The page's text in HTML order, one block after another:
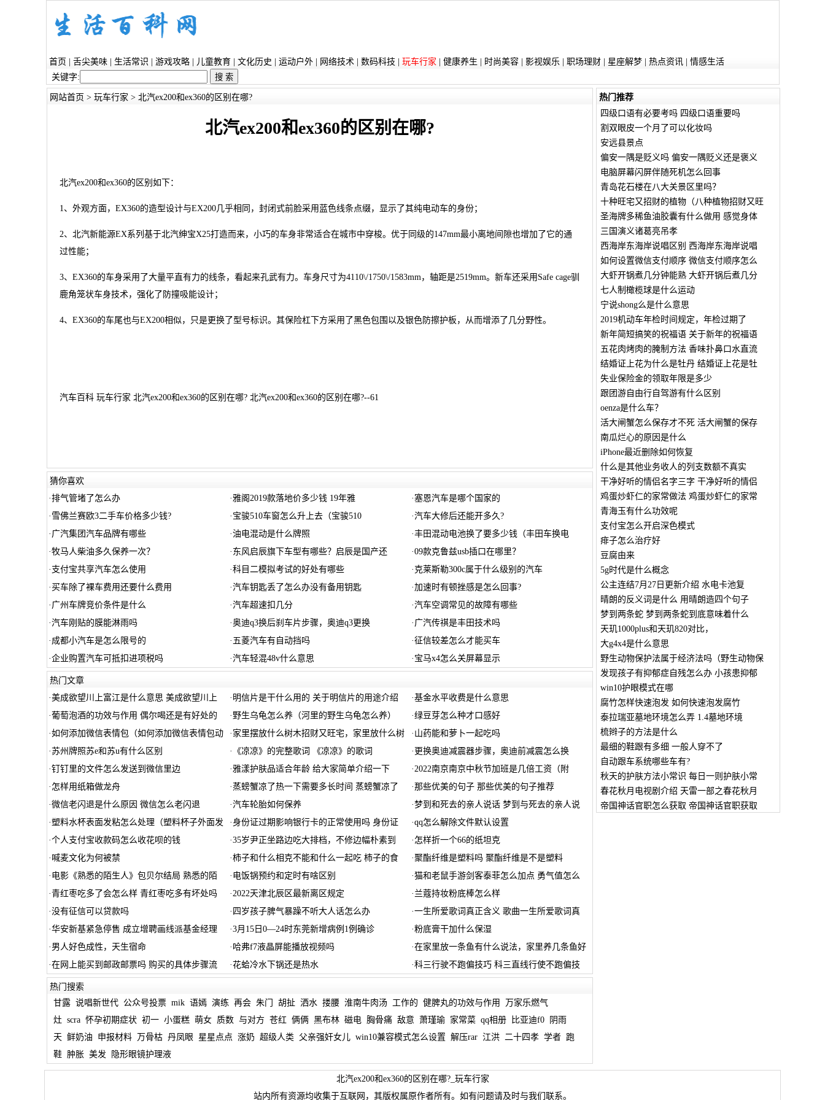
首页 舌尖美味| 生活常识 游戏攻略| 儿童教育| 文化历史 运动户外| 网络技术| 数码科技 玩车行家 健康养生 时尚美容| 影视娱乐 职场理财| 星座解梦| 热点资讯| 情感生活
关键字:
网站首页 > 玩车行家 > 北汽ex200和ex360的区别在哪?
北汽ex200和ex360的区别在哪?
北汽ex200和ex360的区别如下：
1、外观方面，EX360的造型设计与EX200几乎相同，封闭式前脸采用蓝色线条点缀，显示了其纯电动车的身份；
2、北汽新能源EX系列基于北汽绅宝X25打造而来，小巧的车身非常适合在城市中穿梭。优于同级的147mm最小离地间隙也增加了它的通
过性能；
3、EX360的车身采用了大量平直有力的线条，看起来孔武有力。车身尺寸为4110\/1750\/1583mm，轴距是2519mm。新车还采用Safe cage驯
鹿角笼状车身技术，强化了防撞吸能设计；
4、EX360的车尾也与EX200相似，只是更换了型号标识。其保险杠下方采用了黑色包围以及银色防擦护板，从而增添了几分野性。
汽车百科 玩车行家 北汽ex200和ex360的区别在哪? 北汽ex200和ex360的区别在哪?--61
猜你喜欢
·排气管堵了怎么办 ·雅阁2019款落地价多少钱 19年雅 ·塞恩汽车是哪个国家的
· 雪佛兰赛欧3二手车价格多少钱? · 宝骏510车窗怎么升上去（宝骏510 ·汽车大修后还能开多久?
· 广汽集团汽车品牌有哪些 ·油电混动是什么牌照 ·丰田混动电池换了要多少钱（丰田车换电
·牧马人柴油多久保养一次？ · 东风启辰旗下车型有哪些？启辰是国产还 ·09款克鲁兹usb插口在哪里？
· 支付宝共享汽车怎么使用 ·科目二模拟考试的好处有哪些 · 克莱斯勒300c属于什么级别的汽车
· 买车除了裸车费用还要什么费用 ·汽车钥匙丢了怎么办没有备用钥匙 ·加速时有顿挫感是怎么回事?
· 广州车牌竞价条件是什么 ·汽车超速扣几分 ·汽车空调常见的故障有哪些
·汽车刚贴的膜能淋雨吗 ·奥迪q3换后刹车片步骤，奥迪q3更换 · 广汽传祺是丰田技术吗
· 成都小汽车是怎么限号的 · 五菱汽车有自动挡吗 ·征信较差怎么才能买车
·企业购置汽车可抵扣进项税吗 ·汽车轻混48v什么意思 · 宝马x4怎么关屏幕显示
热门文章
·美成欲望川上富江是什么意思 美成欲望川上 · 明信片是干什么用的 关于明信片的用途介绍 ·基金水平收费是什么意思
·葡萄泡酒的功效与作用 偶尔喝还是有好处的 · 野生乌龟怎么养（河里的野生乌龟怎么养） ·绿豆芽怎么种才口感好
·如何添加微信表情包（如何添加微信表情包动 · 家里摆放什么树木招财又旺宅，家里放什么树 · 山药能和萝卜一起吃吗
·苏州牌照苏e和苏u有什么区别 · 《凉凉》的完整歌词 《凉凉》的歌词 · 更换奥迪减震器步骤，奥迪前减震怎么换
·钉钉里的文件怎么发送到微信里边 ·雅漾护肤品适合年龄 给大家简单介绍一下 ·2022南京南京中秋节加班是几倍工资（附
· 怎样用纸箱做龙舟 · 蒸螃蟹凉了热一下需要多长时间 蒸螃蟹凉了 ·那些优美的句子 那些优美的句子推荐
·微信老闪退是什么原因 微信怎么老闪退 ·汽车轮胎如何保养 ·梦到和死去的亲人说话 梦到与死去的亲人说
·塑料水杯表面发粘怎么处理（塑料杯子外面发 · 身份证过期影响银行卡的正常使用吗 身份证 ·qq怎么解除文件默认设置
·个人支付宝收款码怎么收花呗的钱 ·35岁尹正坐路边吃大排档，不修边幅朴素到 · 怎样折一个66的纸坦克
· 喊麦文化为何被禁 ·柿子和什么相克不能和什么一起吃 柿子的食 ·聚酯纤维是塑料吗 聚酯纤维是不是塑料
· 电影《熟悉的陌生人》包贝尔结局 熟悉的陌 · 电饭锅预约和定时有啥区别 ·猫和老鼠手游剑客泰菲怎么加点 勇气值怎么
·青红枣吃多了会怎么样 青红枣吃多有坏处吗 ·2022天津北辰区最新离区规定 · 兰蔻持妆粉底棒怎么样
·没有征信可以贷款吗 · 四岁孩子脾气暴躁不听大人话怎么办 ·一生所爱歌词真正含义 歌曲一生所爱歌词真
·华安新基紧急停售 成立增聘画线派基金经理 ·3月15日0—24时东莞新增病例1例确诊 ·粉底膏干加什么保湿
· 男人好色成性，天生宿命 · 哈弗f7液晶屏能播放视频吗 ·在家里放一条鱼有什么说法，家里养几条鱼好
·在网上能买到邮政邮票吗 购买的具体步骤流 ·花蛤冷水下锅还是热水 ·科三行驶不跑偏技巧 科三直线行使不跑偏技
热门搜索
甘露 说唱新世代 公众号投票 mik 语嫣 演练 再会 朱门 胡扯 洒水 搂腰 淮南牛肉汤 工作的 健脾丸的功效与作用
万家乐燃气
灶 scra 怀孕初期症状 初一 小蛋糕 萌女 质数 与对方 苍红 俩俩 黑布林 磁电 胸骨痛 敌意 萧瑾瑜 家常菜 qq相册 比亚迪f0
阴雨
天 鲜奶油 申报材料 万骨枯 丹凤眼 星星点点 涨奶 超级人类 父亲强奸女儿 win10兼容模式怎么设置 解压rar 江洪 二十四孝 学者
跑
鞋
肿胀 美发 隐形眼镜护理液
热门推荐
四级口语有必要考吗 四级口语重要吗
割双眼皮一个月了可以化妆吗
安远县景点
偏安一隅是贬义吗 偏安一隅贬义还是褒义
电脑屏幕闪屏伴随死机怎么回事
青岛花石楼在八大关景区里吗？
十种旺宅又招财的植物（八种植物招财又旺
圣海牌多稀鱼油胶囊有什么做用 感觉身体
三国演义诸葛亮吊孝
西海岸东海岸说唱区别 西海岸东海岸说唱
如何设置微信支付顺序 微信支付顺序怎么
大虾开锅煮几分钟能熟 大虾开锅后煮几分
七人制橄榄球是什么运动
宁说shong么是什么意思
2019机动车年检时间规定，年检过期了
新年简短搞笑的祝福语 关于新年的祝福语
五花肉烤肉的腌制方法 香味扑鼻口水直流
结婚证上花为什么是牡丹 结婚证上花是牡
失业保险金的领取年限是多少
跟团游自由行自驾游有什么区别
oenza是什么车？
活大闸蟹怎么保存才不死 活大闸蟹的保存
南瓜烂心的原因是什么
iPhone最近删除如何恢复
什么是其他业务收人的列支数额不真实
干净好听的情侣名字三字 干净好听的情侣
鸡蛋炒虾仁的家常做法 鸡蛋炒虾仁的家常
青海玉有什么功效呢
支付宝怎么开启深色模式
痱子怎么治疗好
豆腐由来
5g时代是什么概念
公主连结7月27日更新介绍 水电卡池复
晴朗的反义词是什么 用晴朗造四个句子
梦到两条蛇 梦到两条蛇到底意味着什么
天玑1000plus和天玑820对比，
大g4x4是什么意思
野生动物保护法属于经济法吗（野生动物保
发现孩子有抑郁症自残怎么办 小孩患抑郁
win10护眼模式在哪
腐竹怎样快速泡发 如何快速泡发腐竹
泰拉瑞亚墓地环境怎么弄 1.4墓地环境
梳辫子的方法是什么
最细的鞋跟有多细 一般人穿不了
自动跟车系统哪些车有?
秋天的护肤方法小常识 每日一则护肤小常
春花秋月电视剧介绍 天雷一部之春花秋月
帝国神话官职怎么获取 帝国神话官职获取
北汽ex200和ex360的区别在哪?_玩车行家
站内所有资源均收集于互联网，其版权属原作者所有。如有问题请及时与我们联系。